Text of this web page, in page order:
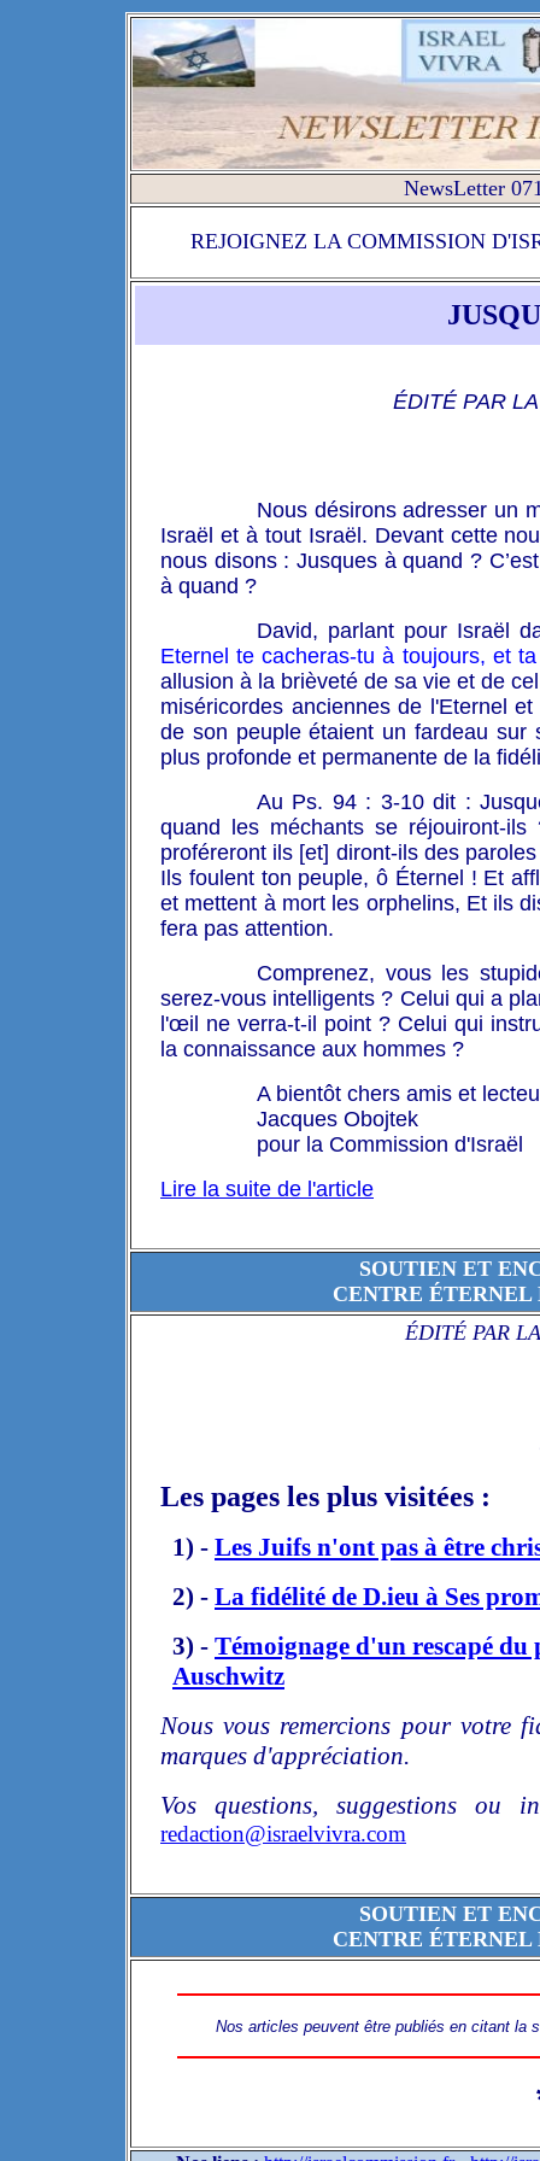
NewsLetter
REJOIGNEZ LA COMMISSION
ÉDITÉ PAR
Nous désirons adresser un
Israël et à tout Israël. Devant cette
nous disons : Jusques à quand ?
à quand ?
David, parlant pour Israël
Eternel te cacheras-tu à toujours, et
allusion à la brièveté de sa vie et de
miséricordes anciennes de l'Eternel
de son peuple étaient un fardeau
plus profonde et permanente de la
Au Ps. 94 : 3-10 dit :
quand les méchants se réjouiront-
proféreront ils [et] diront-ils des
Ils foulent ton peuple, ô Éternel ! Et
et mettent à mort les orphelins, Et ils
fera pas attention.
Comprenez, vous les
serez-vous intelligents ? Celui qui a
l'œil ne verra-t-il point ? Celui qui
la connaissance aux hommes ?
A bientôt chers amis et
Jacques Obojtek
pour la Commission d'Israël
Lire la suite de l'article
SOUTIEN ET
CENTRE
ÉDITÉ PAR
Les pages les plus visitées :
1) - Les Juifs n'ont pas à être
2) - La fidélité de D.ieu à Ses
3) - Témoignage d'un rescapé
Auschwitz
Nous vous remercions pour votre
marques d'appréciation.
Vos questions, suggestions ou
redaction@israelvivra.com
SOUTIEN ET
CENTRE
Nos articles peuvent être publiés en citant la